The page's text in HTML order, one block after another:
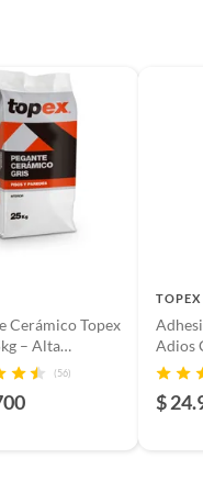
Cerámico Topex
– Alta
para(56)
TOPEX
Adios
$